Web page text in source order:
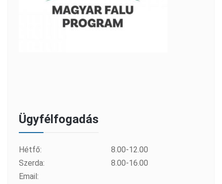
Ügyfélfogadás
Hétfő:
8.00-12.00
Szerda:
8.00-16.00
Email: